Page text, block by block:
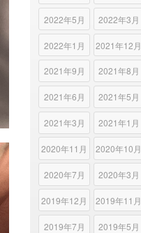
2022年5月 2022年3月
2022年1月 2021年12月
2021年9月 2021年8月
2021年6月 2021年5月
2021年3月 2021年1月
2020年11月 2020年10月
2020年7月 2020年3月
2019年12月 2019年11月
2019年7月 2019年5月